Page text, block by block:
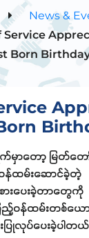
News &
Service
Born
မှာတော့ မြတ်တေ
းဆောင်ခဲ့
ားပေးခဲ့တာတွေ
ည့်ဝန်ထမ်းတစ်ယေ
ြုလုပ်ပေးခဲ့ပါတယ်